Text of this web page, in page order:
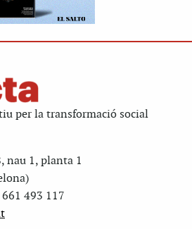
per la transformació social
nau 1, planta 1
493 117